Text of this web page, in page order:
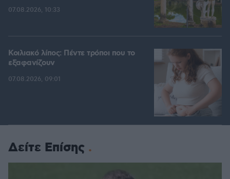
07.08.2026, 10:33
Κοιλιακό λίπος: Πέντε τρόποι που το
εξαφανίζουν
07.08.2026, 09:01
Δείτε Επίσης